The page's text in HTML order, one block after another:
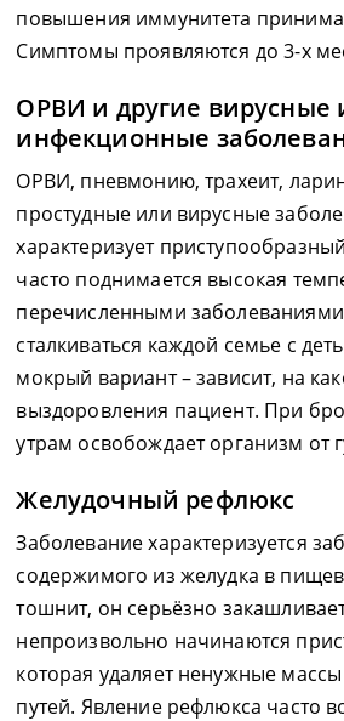
повышения иммунитета
Симптомы проявляются до 3-х
ОРВИ и другие вирусные
инфекционные
ОРВИ, пневмонию, трахеит,
простудные или вирусные
характеризует
часто поднимается высокая
перечисленными
сталкиваться каждой семье с
мокрый вариант – зависит, на
выздоровления пациент. При
утрам освобождает организм от
Желудочный рефлюкс
Заболевание характеризуется
содержимого из желудка в
тошнит, он серьёзно
непроизвольно начинаются
которая удаляет ненужные
путей. Явление рефлюкса часто